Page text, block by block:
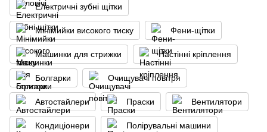
Електричні зубні щітки
Мінімийки високого тиску Фени-щітки
Машинки для стрижки Настінні кріплення
Болгарки Очищувачі повітря
Автостайлери Праски Вентилятори
Кондиціонери Полірувальні машини